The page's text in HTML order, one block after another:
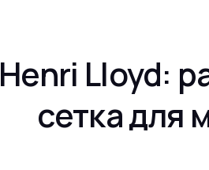
Henri Lloyd:
сетка для